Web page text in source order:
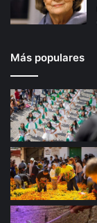
Más populares